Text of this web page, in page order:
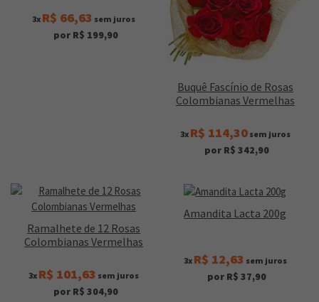
3x R$ 66,63 sem juros
por R$ 199,90
Buquê Fascínio de Rosas
Colombianas Vermelhas
3x R$ 114,30sem juros
por R$ 342,90
Ramalhete de 12 Rosas
Colombianas Vermelhas
3x R$ 101,63 sem juros
por R$ 304,90
Amandita Lacta 200g
3x R$ 12,63 sem juros
por R$ 37,90